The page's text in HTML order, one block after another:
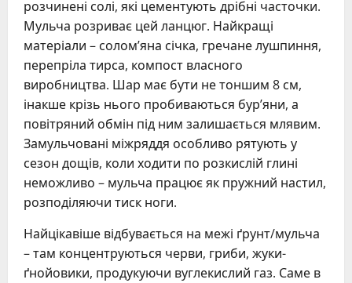
розчинені солі, які цементують дрібні часточки.
Мульча розриває цей ланцюг. Найкращі
матеріали – солом’яна січка, гречане лушпиння,
перепріла тирса, компост власного
виробництва. Шар має бути не тоншим 8 см,
інакше крізь нього пробиваються бур’яни, а
повітряний обмін під ним залишається млявим.
Замульчовані міжряддя особливо рятують у
сезон дощів, коли ходити по розкислій глині
неможливо – мульча працює як пружний настил,
розподіляючи тиск ноги.
Найцікавіше відбувається на межі ґрунт/мульча
– там концентруються черви, гриби, жуки-
ґнойовики, продукуючи вуглекислий газ. Саме в